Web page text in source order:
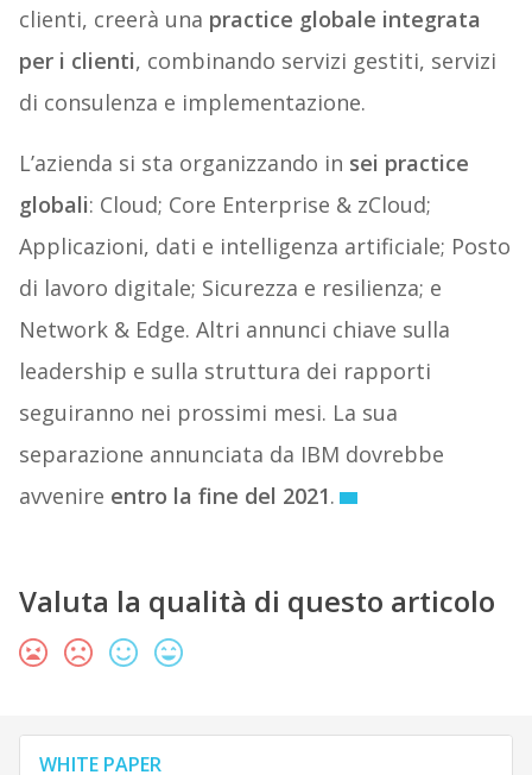
clienti, creerà una practice globale integrata
per i clienti, combinando servizi gestiti, servizi
di consulenza e implementazione.
L’azienda si sta organizzando in sei practice
globali: Cloud; Core Enterprise & zCloud;
Applicazioni, dati e intelligenza artificiale; Posto
di lavoro digitale; Sicurezza e resilienza; e
Network & Edge. Altri annunci chiave sulla
leadership e sulla struttura dei rapporti
seguiranno nei prossimi mesi. La sua
separazione annunciata da IBM dovrebbe
avvenire entro la fine del 2021.
Valuta la qualità di questo articolo
WHITE PAPER